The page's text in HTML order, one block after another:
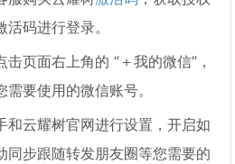
码进行登录。
页面右上角的 “＋我的微信”，
要使用的微信账号。
和云耀树官网进行设置，开启如
同步跟随转发朋友圈等您需要的